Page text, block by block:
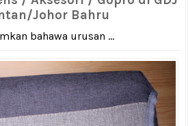
Johor Bahru
bahawa urusan ...